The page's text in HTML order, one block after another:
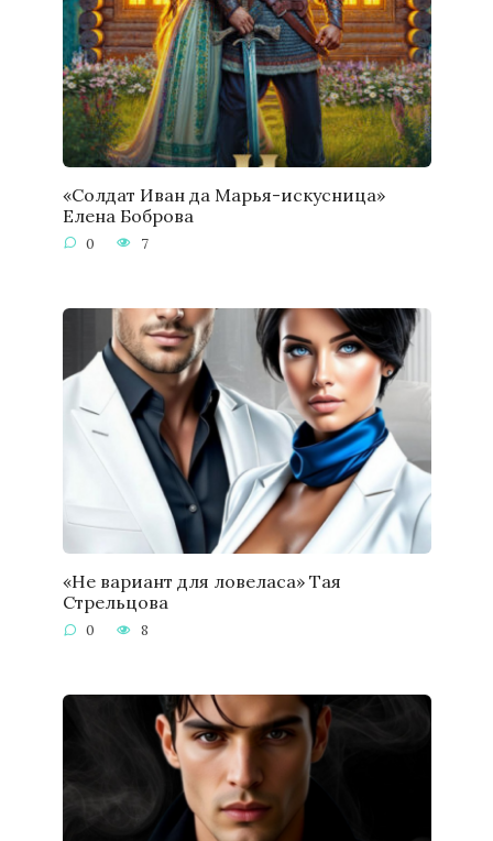
«Солдат Иван да Марья-искусница»
Елена Боброва
0 7
«Не вариант для ловеласа» Тая
Стрельцова
0 8